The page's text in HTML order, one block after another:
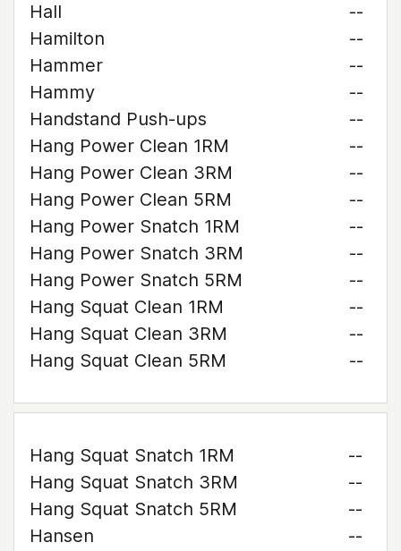
Hall
--
Hamilton
--
Hammer
--
Hammy
--
Handstand Push-ups
--
Hang Power Clean 1RM
--
Hang Power Clean 3RM
--
Hang Power Clean 5RM
--
Hang Power Snatch 1RM
--
Hang Power Snatch 3RM
--
Hang Power Snatch 5RM
--
Hang Squat Clean 1RM
--
Hang Squat Clean 3RM
--
Hang Squat Clean 5RM
--
Hang Squat Snatch 1RM
--
Hang Squat Snatch 3RM
--
Hang Squat Snatch 5RM
--
Hansen
--